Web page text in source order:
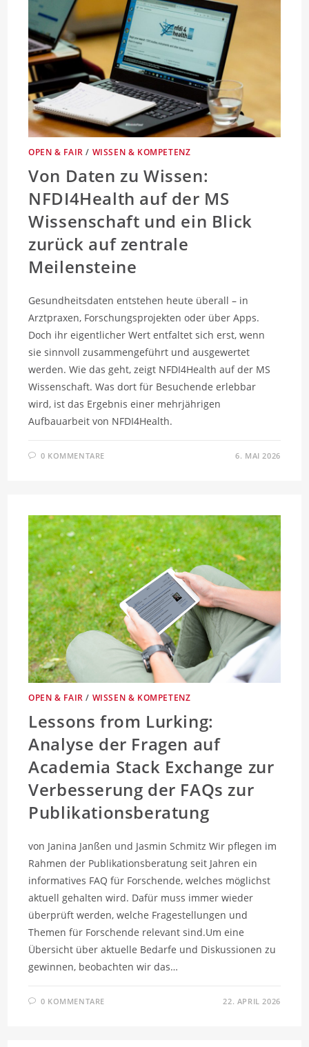
OPEN & FAIR / WISSEN & KOMPETENZ
Von Daten zu Wissen:
NFDI4Health auf der MS
Wissenschaft und ein Blick
zurück auf zentrale
Meilensteine
Gesundheitsdaten entstehen heute überall – in
Arztpraxen, Forschungsprojekten oder über Apps.
Doch ihr eigentlicher Wert entfaltet sich erst, wenn
sie sinnvoll zusammengeführt und ausgewertet
werden. Wie das geht, zeigt NFDI4Health auf der MS
Wissenschaft. Was dort für Besuchende erlebbar
wird, ist das Ergebnis einer mehrjährigen
Aufbauarbeit von NFDI4Health.
0 KOMMENTARE 6. MAI 2026
OPEN & FAIR / WISSEN & KOMPETENZ
Lessons from Lurking:
Analyse der Fragen auf
Academia Stack Exchange zur
Verbesserung der FAQs zur
Publikationsberatung
von Janina Janßen und Jasmin Schmitz Wir pflegen im
Rahmen der Publikationsberatung seit Jahren ein
informatives FAQ für Forschende, welches möglichst
aktuell gehalten wird. Dafür muss immer wieder
überprüft werden, welche Fragestellungen und
Themen für Forschende relevant sind.Um eine
Übersicht über aktuelle Bedarfe und Diskussionen zu
gewinnen, beobachten wir das…
0 KOMMENTARE 22. APRIL 2026